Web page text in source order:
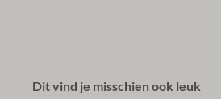
Dit vind je misschien ook leuk